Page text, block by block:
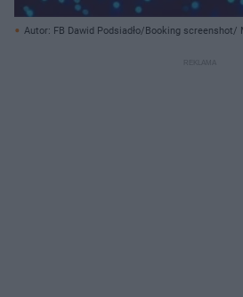
Autor: FB Dawid Podsiadło/Booking screenshot/